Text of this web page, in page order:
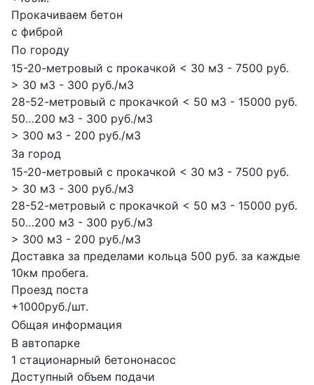
Прокачиваем бетон
с фиброй
По городу
15-20-метровый с прокачкой < 30 м3 - 7500 руб.
> 30 м3 - 300 руб./м3
28-52-метровый с прокачкой < 50 м3 - 15000 руб.
50…200 м3 - 300 руб./м3
> 300 м3 - 200 руб./м3
За город
15-20-метровый с прокачкой < 30 м3 - 7500 руб.
> 30 м3 - 300 руб./м3
28-52-метровый с прокачкой < 50 м3 - 15000 руб.
50…200 м3 - 300 руб./м3
> 300 м3 - 200 руб./м3
Доставка за пределами кольца 500 руб. за каждые
10км пробега.
Проезд поста
+1000руб./шт.
Общая информация
В автопарке
1 стационарный бетононасос
Доступный объем подачи